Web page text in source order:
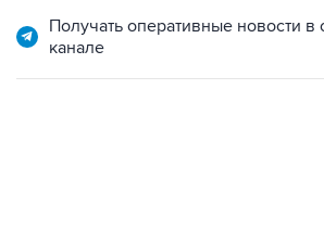
Получать оперативные новости
канале